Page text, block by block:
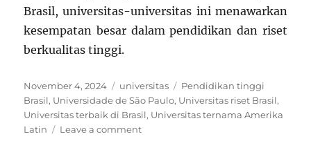
Brasil, universitas-universitas ini menawarkan
kesempatan besar dalam pendidikan dan riset
berkualitas tinggi.
Posted
on
November 4, 2024 Categories
universitas Tags
Pendidikan tinggi
Brasil, Universidade de São Paulo, Universitas riset Brasil,
Universitas terbaik di Brasil, Universitas ternama Amerika
Latin
Leave a commenton